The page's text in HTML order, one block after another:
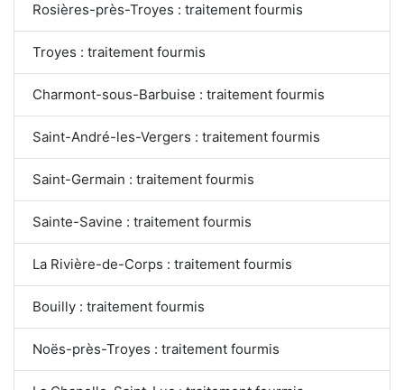
Rosières-près-Troyes : traitement fourmis
Troyes : traitement fourmis
Charmont-sous-Barbuise : traitement fourmis
Saint-André-les-Vergers : traitement fourmis
Saint-Germain : traitement fourmis
Sainte-Savine : traitement fourmis
La Rivière-de-Corps : traitement fourmis
Bouilly : traitement fourmis
Noës-près-Troyes : traitement fourmis